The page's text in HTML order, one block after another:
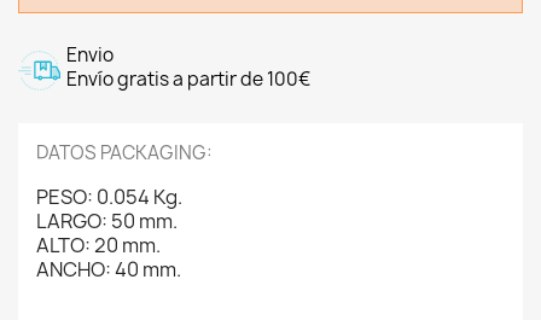
Envio
Envío gratis a partir de 100€
DATOS PACKAGING:
PESO: 0.054 Kg.
LARGO: 50 mm.
ALTO: 20 mm.
ANCHO: 40 mm.